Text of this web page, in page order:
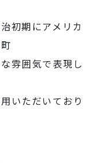
初期にアメリカ
雰囲気で表現し
いただいており